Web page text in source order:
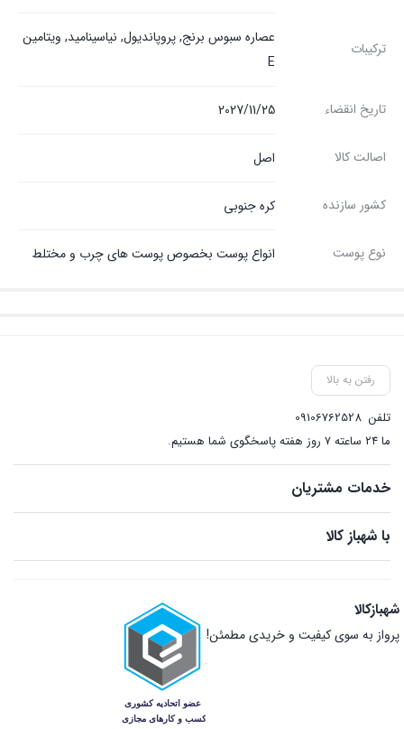
ترکیبات
عصاره سبوس برنج, پروپاندیول, نیاسینامید, ویتامین
E
تاریخ انقضاء 2027/11/25
اصالت کالا اصل
کشور سازنده کره جنوبی
نوع پوست انواع پوست بخصوص پوست های چرب و مختلط
رفتن به بالا
تلفن 09106762528
ما ۲۴ ساعته ۷ روز هفته پاسخگوی شما هستیم.
خدمات مشتریان
با شهباز کالا
شهبازکالا
پرواز به سوی کیفیت و خریدی مطمئن!